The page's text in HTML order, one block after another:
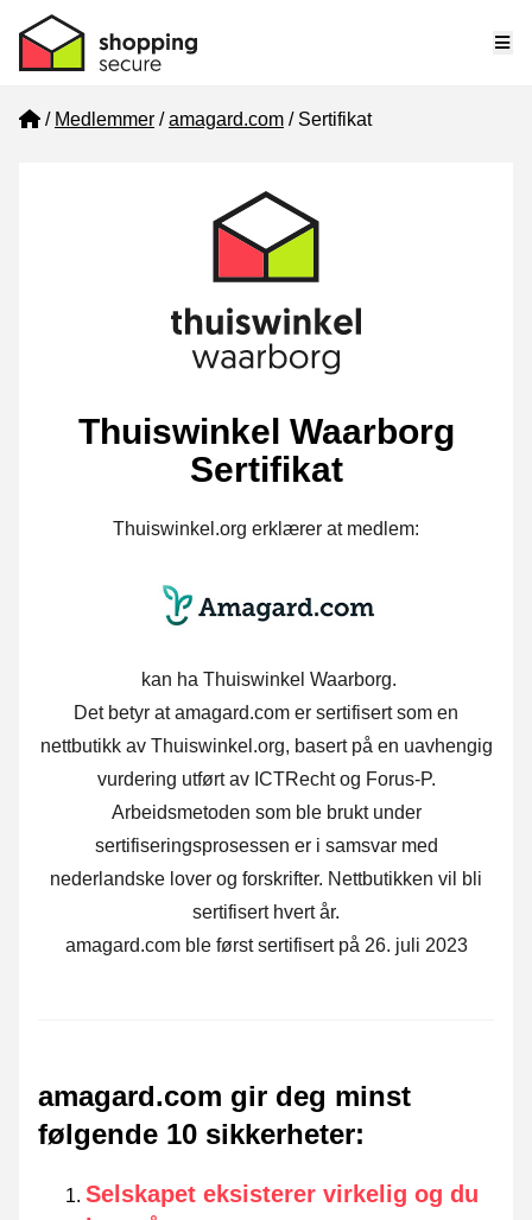
Home
Medlemmer amagard.com Sertifikat
Thuiswinkel Waarborg
Sertifikat
Thuiswinkel.org erklærer at medlem:
kan ha Thuiswinkel Waarborg.
Det betyr at amagard.com er sertifisert som en
nettbutikk av Thuiswinkel.org, basert på en uavhengig
vurdering utført av ICTRecht og Forus-P.
Arbeidsmetoden som ble brukt under
sertifiseringsprosessen er i samsvar med
nederlandske lover og forskrifter. Nettbutikken vil bli
sertifisert hvert år.
amagard.com ble først sertifisert på 26. juli 2023
amagard.com gir deg minst
følgende 10 sikkerheter:
Selskapet eksisterer virkelig og du